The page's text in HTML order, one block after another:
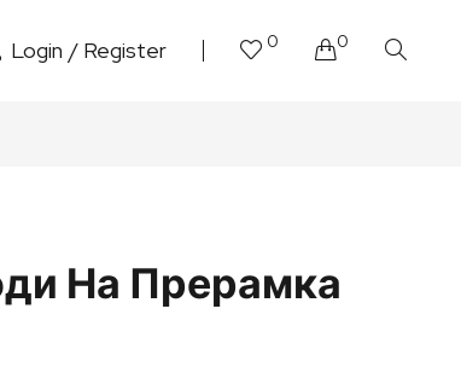
Login Register 0 0
На Прерамка